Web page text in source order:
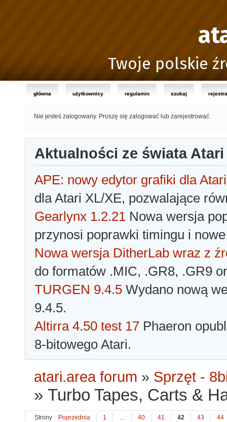
Twoje polskie
główna użytkownicy regulamin szukaj
Nie jesteś zalogowany. Proszę się zalogować lub zarejestrować.
Aktualności ze świata Atari
APE: nowy edytor grafiki dla Atari
dla Atari XL/XE, pozwalające
Gearlynx 1.2.21 Nowa wersja
przynosi poprawki timingu i
Nowa wersja DitherLab wraz z
do formatów .MIC, .GR8, .GR9
TURGEN 9.4.5 Wydano nową
9.4.5.
Altirra 4.50 test 17 Phaeron
8-bitowego Atari.
atari.area forum » Sprzęt -
»Turbo Tapes, Carts &
Strony Poprzednia 1 … 40 41 42 43 44